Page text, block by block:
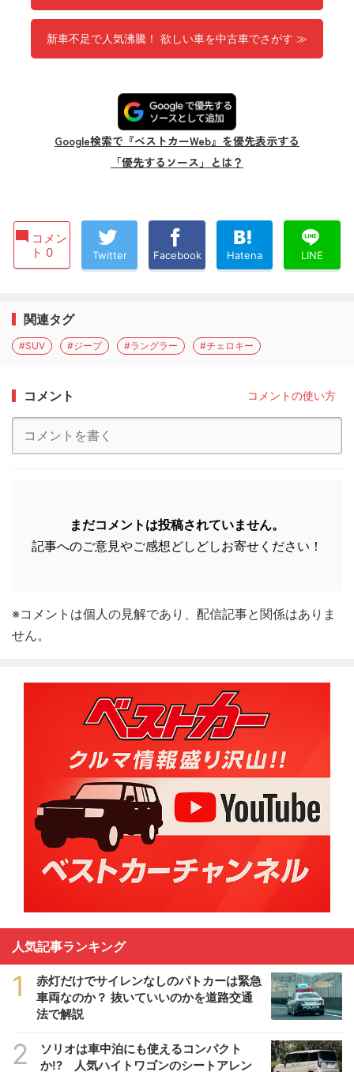
新車不足で人気沸騰！ 欲しい車を中古車でさがす ≫
Google検索で『ベストカーWeb』を優先表示する
「優先するソース」とは？
コメン
ト 0
Twitter Facebook Hatena LINE
関連タグ
#SUV #ジープ #ラングラー #チェロキー
コメント コメントの使い方
まだコメントは投稿されていません。
記事へのご意見やご感想どしどしお寄せください！
※コメントは個人の見解であり、配信記事と関係はありま
せん。
人気記事ランキング
1
赤灯だけでサイレンなしのパトカーは緊急
車両なのか？ 抜いていいのかを道路交通
法で解説
2
ソリオは車中泊にも使えるコンパクト
か!? 人気ハイトワゴンのシートアレン